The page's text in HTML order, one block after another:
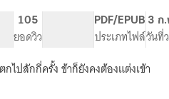
คืน
สู่
วัง
หลัง
MPREG
105
ยอดวิว
PDF/EPUB
ประเภทไฟล์
3 ก
วันที่
ไปสักกี่ครั้ง ข้าก็ยังคงต้องแต่งเข้า